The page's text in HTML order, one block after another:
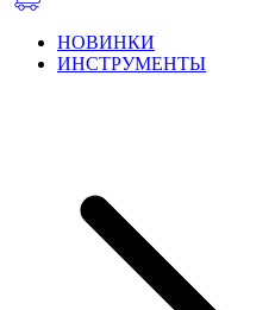
НОВИНКИ
ИНСТРУМЕНТЫ